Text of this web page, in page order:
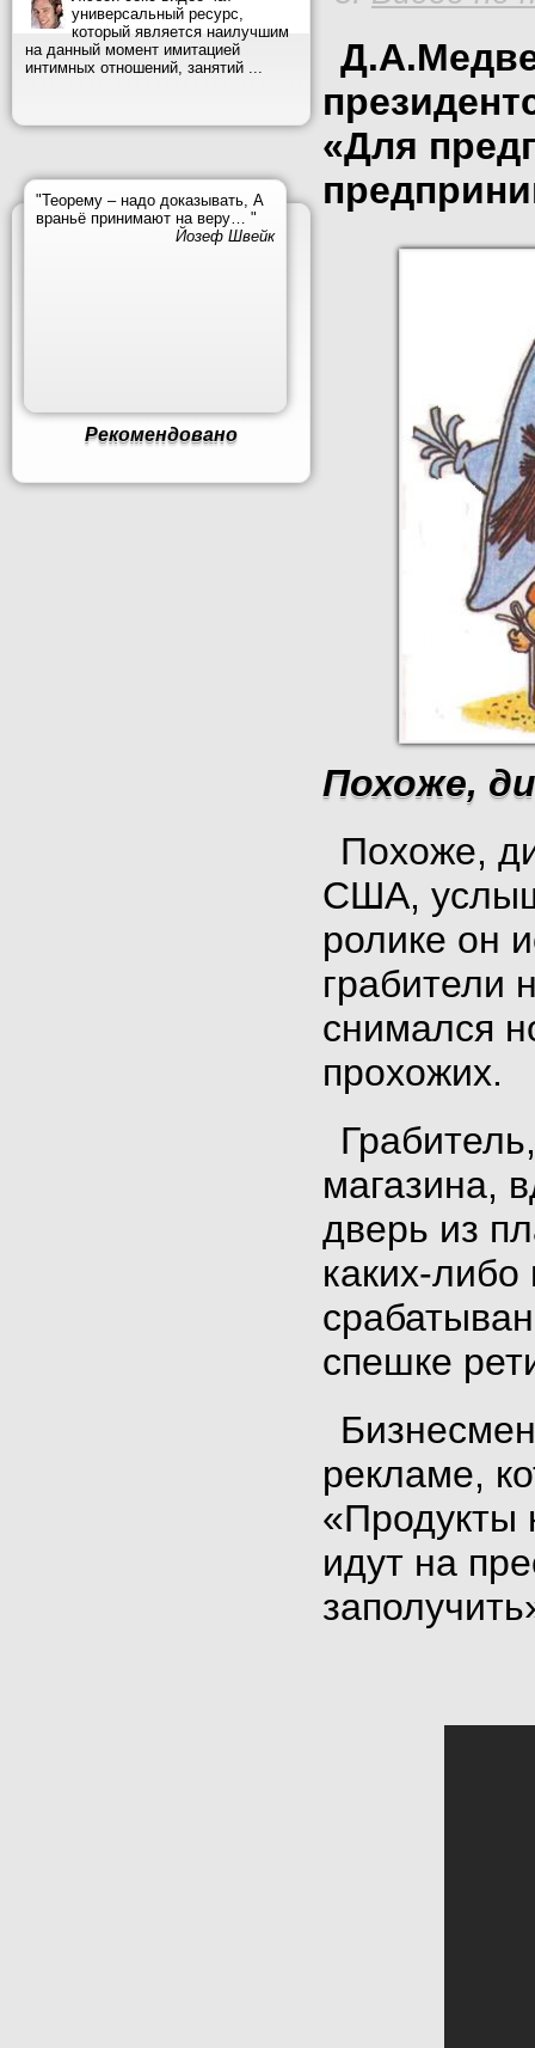
универсальный ресурс,
который является наилучшим
на данный момент имитацией
интимных отношений, занятий ...
"Теорему – надо доказывать, А
враньё принимают на веру… "
Йозеф Швейк
Рекомендовано
«Для
Похоже,
Похоже,
США,
ролике он
грабители
снимался
прохожих.
магазина,
дверь из
каких-
спешке
рекламе,
«Продукты
идут на